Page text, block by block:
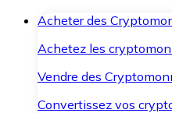
Acheter des
Achetez les
Vendre des
Convertissez vos